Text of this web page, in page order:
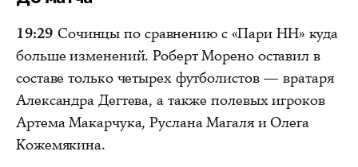
19:29 Сочинцы по сравнению с «Пари НН» куда
больше изменений. Роберт Морено оставил в
составе только четырех футболистов — вратаря
Александра Дегтева, а также полевых игроков
Артема Макарчука, Руслана Магаля и Олега
Кожемякина.